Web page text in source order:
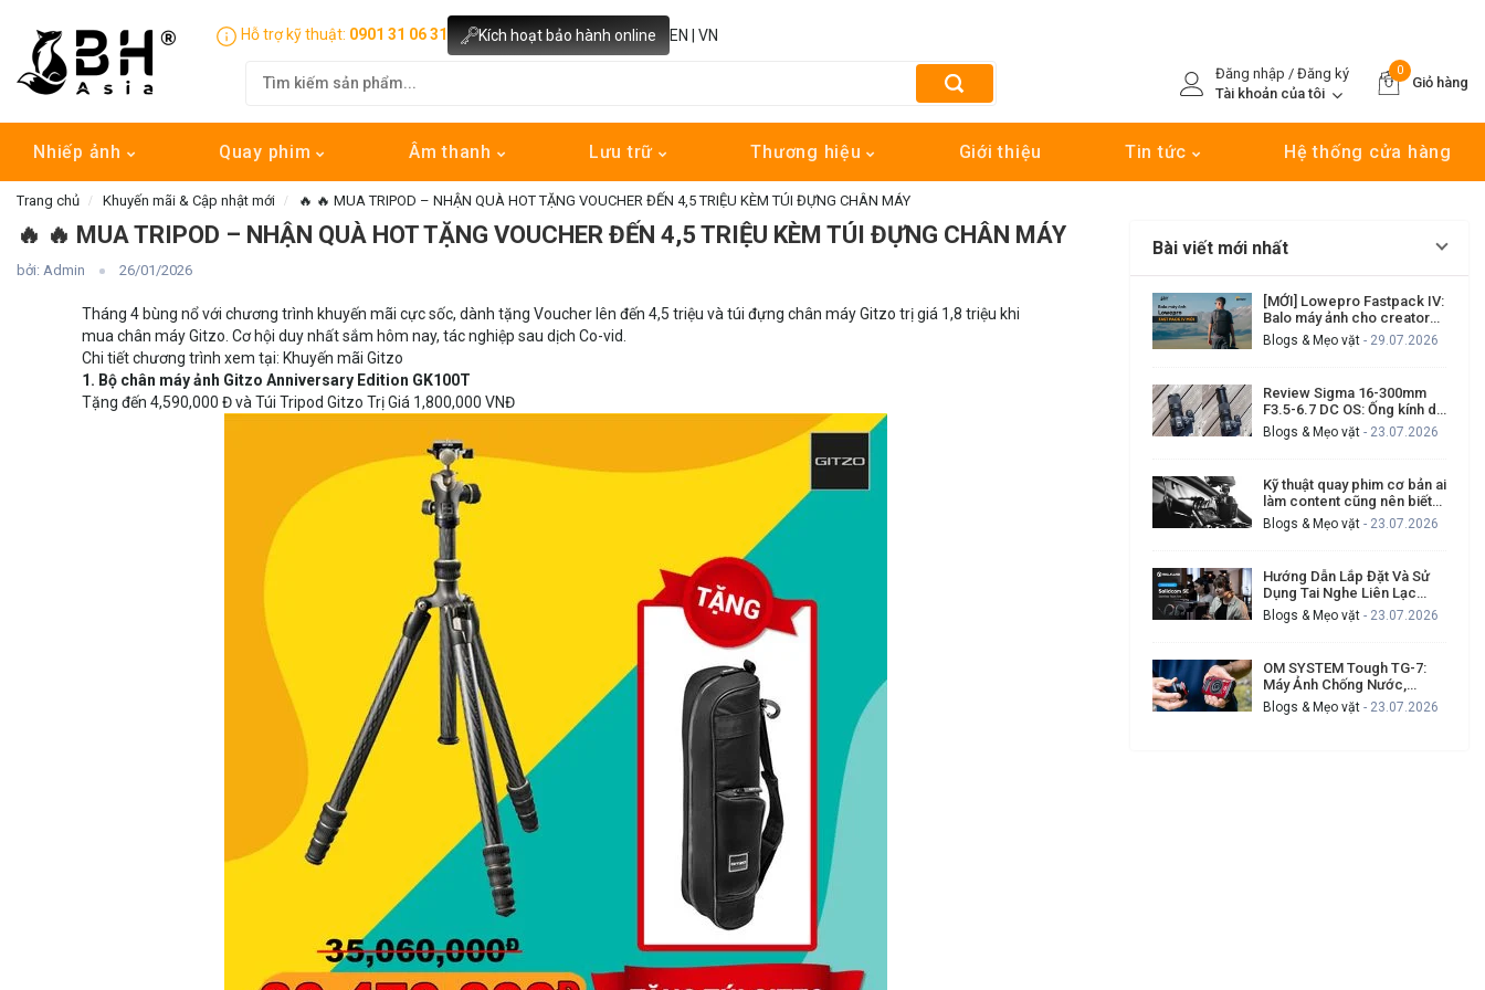
Hỗ trợ kỹ thuật: 0901 31 06 31 Kích hoạt bảo hành online EN VN
Đăng nhập / Đăng ký
Tài khoản của tôi
0
Giỏ hàng
Nhiếp ảnh Quay phim Âm thanh Lưu trữ Thương hiệu Giới thiệu Tin tức Hệ thống cửa hàng
Trang chủ Khuyến mãi & Cập nhật mới 🔥 🔥 MUA TRIPOD – NHẬN QUÀ HOT TẶNG VOUCHER ĐẾN 4,5 TRIỆU KÈM TÚI ĐỰNG CHÂN MÁY
🔥 🔥 MUA TRIPOD – NHẬN QUÀ HOT TẶNG VOUCHER ĐẾN 4,5 TRIỆU KÈM TÚI ĐỰNG CHÂN MÁY
bởi: Admin 26/01/2026
Tháng 4 bùng nổ với chương trình khuyến mãi cực sốc, dành tặng Voucher lên đến 4,5 triệu và túi đựng chân máy Gitzo trị giá 1,8 triệu khi
mua chân máy Gitzo. Cơ hội duy nhất sắm hôm nay, tác nghiệp sau dịch Co-vid.
Chi tiết chương trình xem tại: Khuyến mãi Gitzo
1. Bộ chân máy ảnh Gitzo Anniversary Edition GK100T
Tặng đến 4,590,000 Đ và Túi Tripod Gitzo Trị Giá 1,800,000 VNĐ
Bài viết mới nhất
[MỚI] Lowepro Fastpack IV:
Balo máy ảnh cho creator
cần đi nhanh, lấy máy nhanh
Blogs & Mẹo vặt - 29.07.2026
Review Sigma 16-300mm
F3.5-6.7 DC OS: Ống kính du
lịch đa dụng có đáng mua?
Blogs & Mẹo vặt - 23.07.2026
Kỹ thuật quay phim cơ bản ai
làm content cũng nên biết
để tạo video chuyên nghiệp
hơn
Blogs & Mẹo vặt - 23.07.2026
Hướng Dẫn Lắp Đặt Và Sử
Dụng Tai Nghe Liên Lạc
Hollyland Solidcom SE Cho
Ekip Quay Phim Đông Người
Blogs & Mẹo vặt - 23.07.2026
OM SYSTEM Tough TG-7:
Máy Ảnh Chống Nước,
Chống Va Đập Cho Ai
Thường Xuyên Gặp Sự Cố
Blogs & Mẹo vặt - 23.07.2026